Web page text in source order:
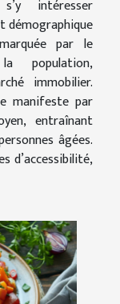
intéresser
démographique
par le
population,
immobilier.
manifeste par
entraînant
âgées.
d’accessibilité,